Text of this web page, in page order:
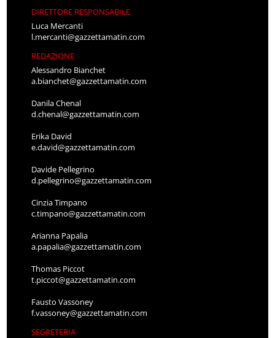
DIRETTORE RESPONSABILE
Luca Mercanti
l.mercanti@gazzettamatin.com
REDAZIONE
Alessandro Bianchet
a.bianchet@gazzettamatin.com
Danila Chenal
d.chenal@gazzettamatin.com
Erika David
e.david@gazzettamatin.com
Davide Pellegrino
d.pellegrino@gazzettamatin.com
Cinzia Timpano
c.timpano@gazzettamatin.com
Arianna Papalia
a.papalia@gazzettamatin.com
Thomas Piccot
t.piccot@gazzettamatin.com
Fausto Vassoney
f.vassoney@gazzettamatin.com
SEGRETERIA